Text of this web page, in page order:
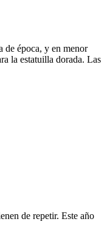
de época, y en menor
la estatuilla dorada. Las
de repetir. Este año